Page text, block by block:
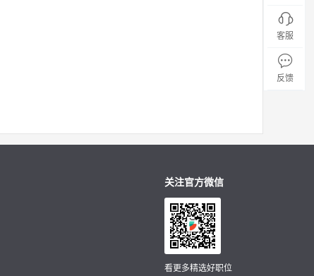
关注官方微信
看更多精选好职位
客服
反馈